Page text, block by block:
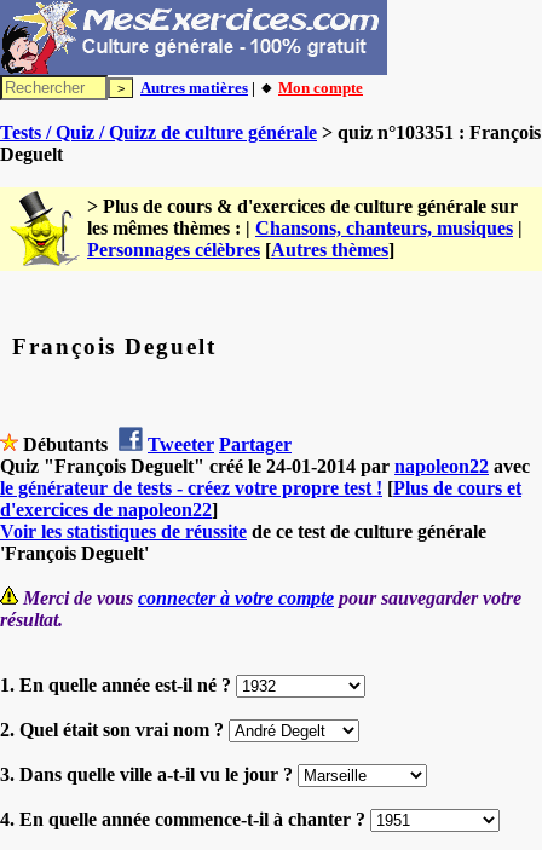
Autres matières | 🔸 Mon compte
Tests / Quiz / Quizz de culture générale > quiz n°103351 : François
Deguelt
> Plus de cours & d'exercices de culture générale sur
les mêmes thèmes : | Chansons, chanteurs, musiques |
Personnages célèbres [Autres thèmes]
François Deguelt
Débutants Tweeter Partager
Quiz "François Deguelt" créé le 24-01-2014 par napoleon22 avec
le générateur de tests - créez votre propre test ! [Plus de cours et
d'exercices de napoleon22]
Voir les statistiques de réussite de ce test de culture générale
'François Deguelt'
Merci de vous connecter à votre compte pour sauvegarder votre
résultat.
1. En quelle année est-il né ?
2. Quel était son vrai nom ?
3. Dans quelle ville a-t-il vu le jour ?
4. En quelle année commence-t-il à chanter ?